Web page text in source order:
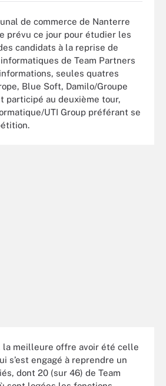
de commerce de Nanterre
prévu ce jour pour étudier les
candidats à la reprise de
de Team Partners
seules quatres
Blue Soft, Damilo/Groupe
participé au deuxième tour,
UTI Group préférant se
la meilleure offre avoir été celle
s’est engagé à reprendre un
dont 20 (sur 46) de Team